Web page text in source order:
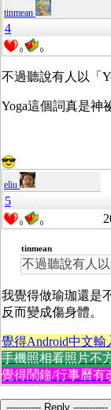
tinmean
4
0 0
不過聽說有人以「
Yoga這個詞真是神
eliu
5
0 0
tinmean
不過聽說有人
我覺得做瑜珈還是
反而變成傷身體。
覺得Android中文
手機照相看照片不
覺得鬧鐘/行事曆
----------- Reply -----------